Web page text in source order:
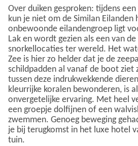
Over duiken gesproken: tijdens
kun je niet om de Similan Eilanden
onbewoonde eilandengroep ligt
Lak en wordt gezien als een van
snorkellocaties ter wereld. Het
Zee is hier zo helder dat je de
schildpadden al vanaf de boot ziet
tussen deze indrukwekkende
kleurrijke koralen bewonderen, is
onvergetelijke ervaring. Met heel
een groepje dolfijnen of een
zwemmen. Genoeg beweging
je bij terugkomst in het luxe hotel
tuin.